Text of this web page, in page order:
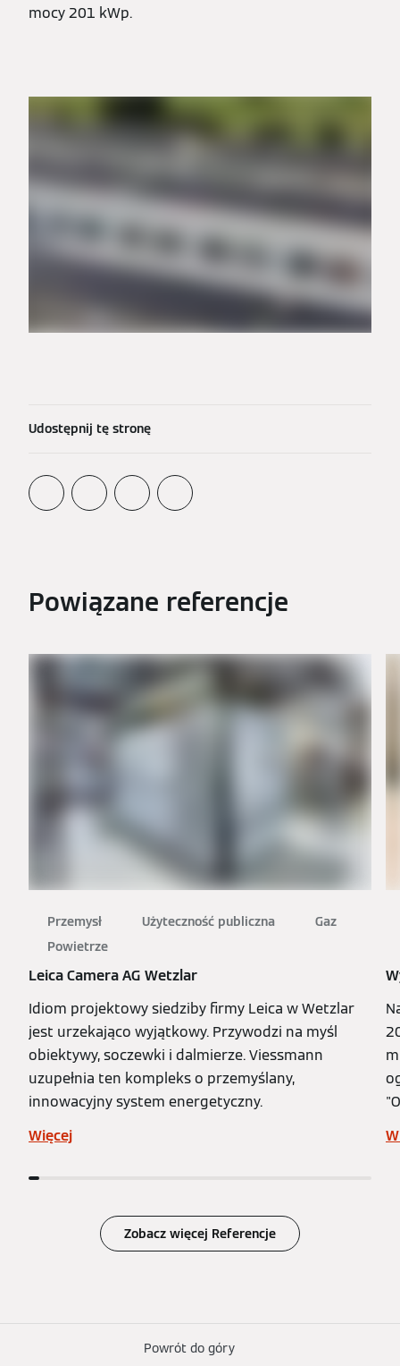
mocy 201 kWp.
Udostępnij tę stronę
Powiązane referencje
Przemysł Użyteczność publiczna
Gaz
Powietrze
Leica Camera AG Wetzlar
Idiom projektowy siedziby firmy Leica w Wetzlar
jest urzekająco wyjątkowy. Przywodzi na myśl
obiektywy, soczewki i dalmierze. Viessmann
uzupełnia ten kompleks o przemyślany,
innowacyjny system energetyczny.
Więcej
Zobacz więcej Referencje
Powrót do góry